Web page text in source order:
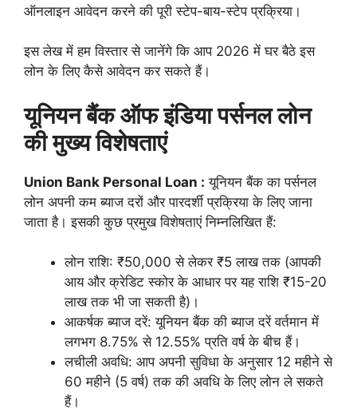
ऑनलाइन आवेदन करने की पूरी स्टेप-बाय-स्टेप प्रक्रिया।
इस लेख में हम विस्तार से जानेंगे कि आप 2026 में घर बैठे इस
लोन के लिए कैसे आवेदन कर सकते हैं।
यूनियन बैंक ऑफ इंडिया पर्सनल लोन
की मुख्य विशेषताएं
Union Bank Personal Loan : यूनियन बैंक का पर्सनल
लोन अपनी कम ब्याज दरों और पारदर्शी प्रक्रिया के लिए जाना
जाता है। इसकी कुछ प्रमुख विशेषताएं निम्नलिखित हैं:
लोन राशि: ₹50,000 से लेकर ₹5 लाख तक (आपकी
आय और क्रेडिट स्कोर के आधार पर यह राशि ₹15-20
लाख तक भी जा सकती है)।
आकर्षक ब्याज दरें: यूनियन बैंक की ब्याज दरें वर्तमान में
लगभग 8.75% से 12.55% प्रति वर्ष के बीच हैं।
लचीली अवधि: आप अपनी सुविधा के अनुसार 12 महीने से
60 महीने (5 वर्ष) तक की अवधि के लिए लोन ले सकते
हैं।